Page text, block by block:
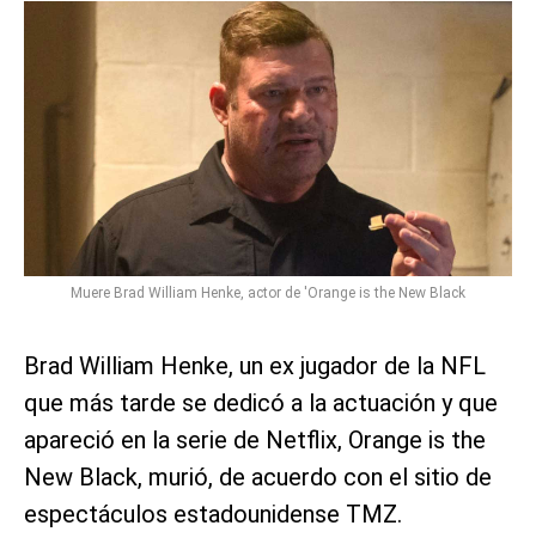
Muere Brad William Henke, actor de 'Orange is the New Black
Brad William Henke, un ex jugador de la NFL
que más tarde se dedicó a la actuación y que
apareció en la serie de Netflix, Orange is the
New Black, murió, de acuerdo con el sitio de
espectáculos estadounidense TMZ.